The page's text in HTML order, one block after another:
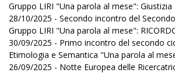
Gruppo LIRI "Una parola al mese": Giustizia
28/10/2025 - Secondo incontro del
Gruppo LIRI "Una parola al mese":
30/09/2025 - Primo incontro del secondo
Etimologia e Semantica "Una parola al
26/09/2025 - Notte Europea delle